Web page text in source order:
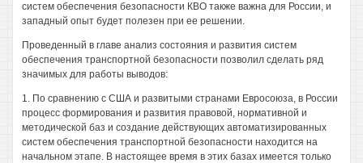
систем обеспечения безопасности КВО также важна для России, и
западный опыт будет полезен при ее решении.
Проведенный в главе анализ состояния и развития систем
обеспечения транспортной безопасности позволил сделать ряд
значимых для работы выводов:
1. По сравнению с США и развитыми странами Евросоюза, в России
процесс формирования и развития правовой, нормативной и
методической баз и создание действующих автоматизированных
систем обеспечения транспортной безопасности находится на
начальном этапе. В настоящее время в этих базах имеется только